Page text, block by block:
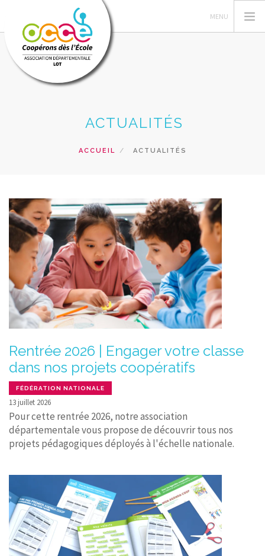
LA COOPÉRATIVE
PRÊTS
RECHERCHER
CONTACT
ACTUALITÉS
ACCUEIL ACTUALITÉS
Rentrée 2026 | Engager votre classe
dans nos projets coopératifs
FÉDÉRATION NATIONALE
13 juillet 2026
Pour cette rentrée 2026, notre association
départementale vous propose de découvrir tous nos
projets pédagogiques déployés à l'échelle nationale.